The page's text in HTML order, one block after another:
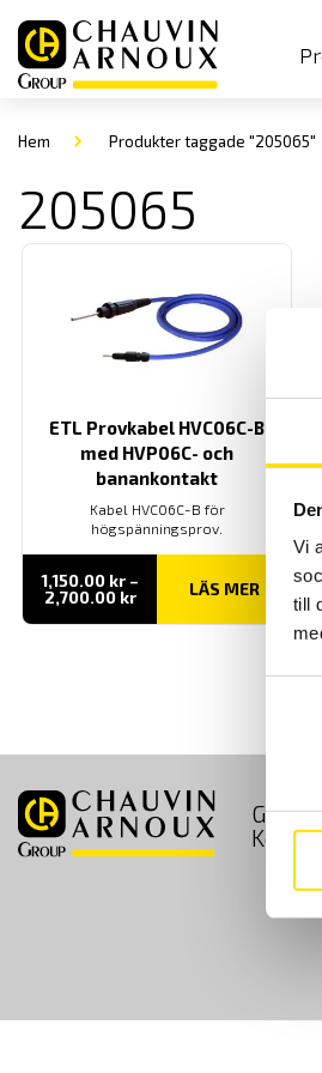
Vi
till
Hem Produkter taggade "205065"
205065
ETL Provkabel HVC06C-B
med HVP06C- och
banankontakt
Kabel HVC06C-B för
högspänningsprov.
1,150.00 kr –
2,700.00 krPrisintervall:
till
LÄS MER
GDPR